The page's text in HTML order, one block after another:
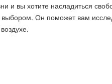
и вы хотите насладиться
Он поможет вам